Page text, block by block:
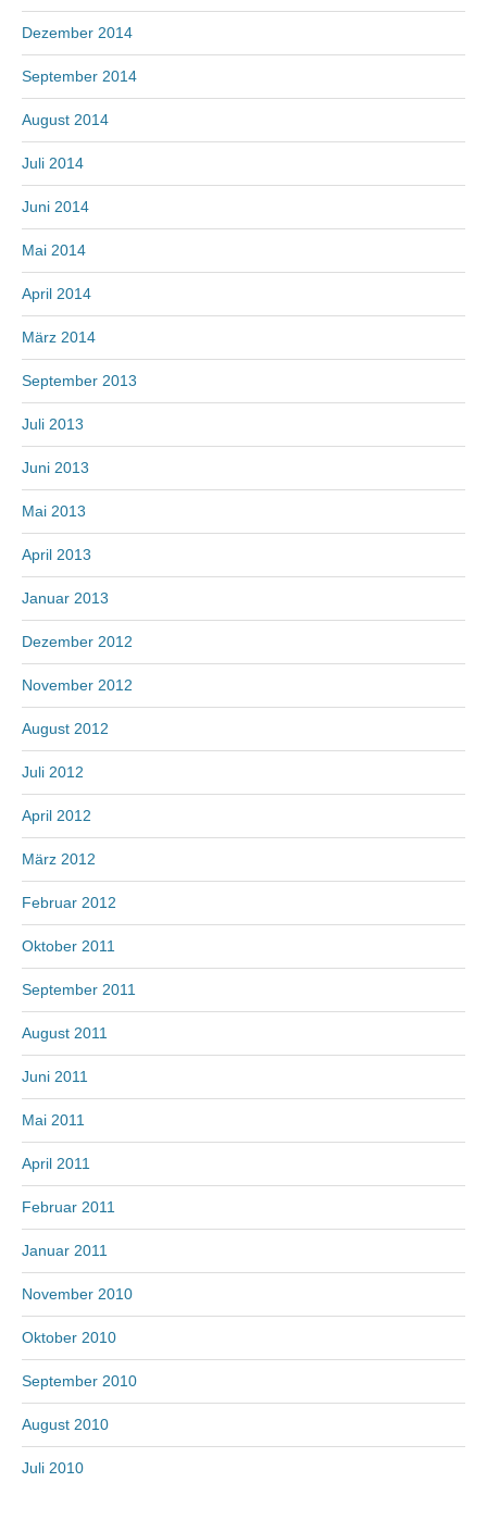
Dezember 2014
September 2014
August 2014
Juli 2014
Juni 2014
Mai 2014
April 2014
März 2014
September 2013
Juli 2013
Juni 2013
Mai 2013
April 2013
Januar 2013
Dezember 2012
November 2012
August 2012
Juli 2012
April 2012
März 2012
Februar 2012
Oktober 2011
September 2011
August 2011
Juni 2011
Mai 2011
April 2011
Februar 2011
Januar 2011
November 2010
Oktober 2010
September 2010
August 2010
Juli 2010